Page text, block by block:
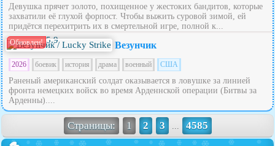
Девушка прячет золото, похищенное у жестоких бандитов, которые
захватили её глухой форпост. Чтобы выжить суровой зимой, ей
придётся перехитрить их в смертельной игре, полной к...
Обновлен! 5.9 Везунчик
2026 боевик история драма военный США
Раненый американский солдат оказывается в ловушке за линией
фронта немецких войск во время Арденнской операции (Битвы за
Арденны)....
Страницы: 1 2 3 ... 4585